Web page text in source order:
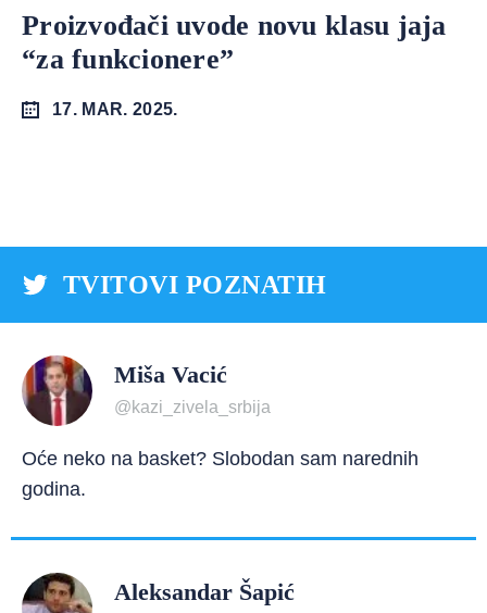
Proizvođači uvode novu klasu jaja
“za funkcionere”
17. MAR. 2025.
TVITOVI POZNATIH
Miša Vacić
@kazi_zivela_srbija
Oće neko na basket? Slobodan sam narednih
godina.
Aleksandar Šapić